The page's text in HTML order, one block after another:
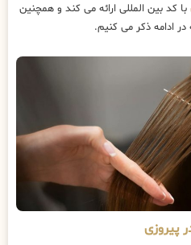
با کد بین المللی ارائه می کند و همچنین
ادامه ذکر می کنیم.
پیروزی